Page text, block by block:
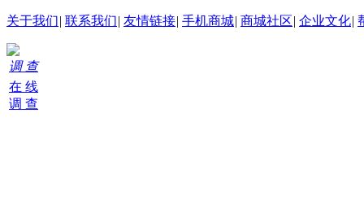
关于我们| 联系我们| 友情链接| 手机商城| 商城社区| 企业文化|
调 查
在 线
调 查